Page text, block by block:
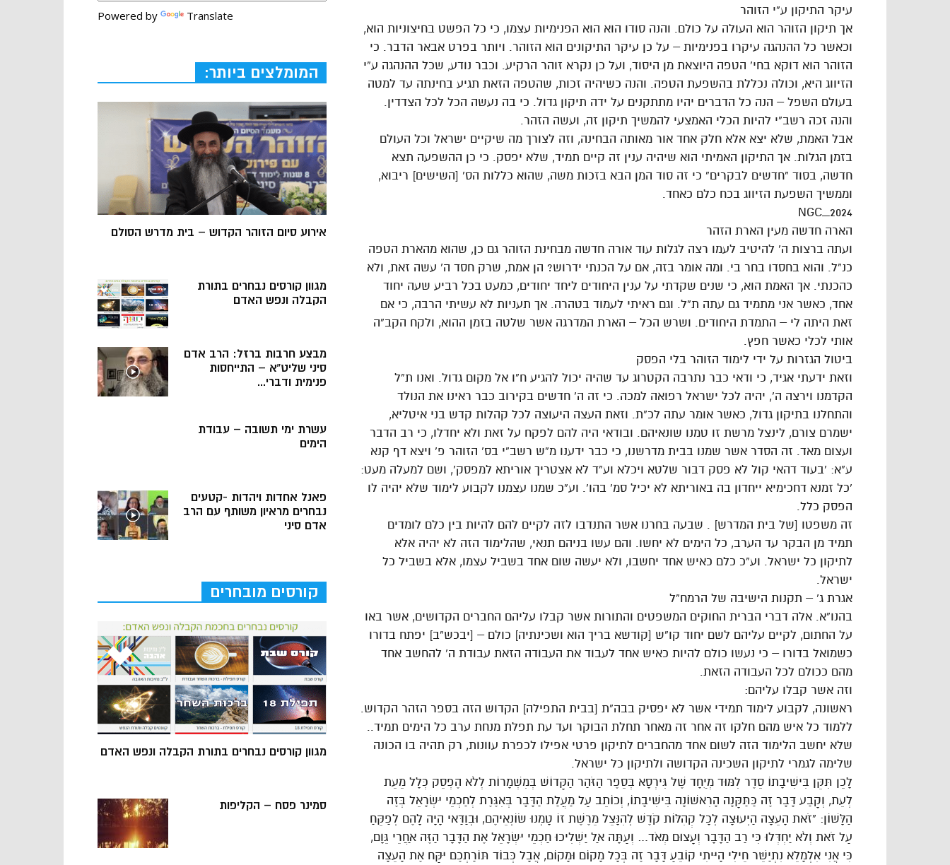
עיקר התיקון ע”י הזוהר
אך תיקון הזוהר הוא העולה על כולם. והנה סודו הוא הוא הפנימיות עצמו, כי כל הפשט בחיצוניות הוא,
וכאשר כל ההנהגה עיקרו בפנימיות – על כן עיקר התיקונים הוא הזוהר. ויותר בפרט אבאר הדבר. כי
הזוהר הוא דוקא בחי’ הטפה היוצאת מן היסוד, ועל כן נקרא זוהר הרקיע. וכבר נודע, שכל ההנהגה ע”י
הזיווג היא, וכולה נכללת בהשפעת הטפה. והנה כשיהיה זכות, שהטפה הזאת תגיע בחינתה עד למטה
בעולם השפל – הנה כל הדברים יהיו מתתקנים על ידה תיקון גדול. כי בה נעשה הכל לכל הצדדין.
והנה זכה רשב”י להיות הכלי האמצעי להמשיך תיקון זה, ועשה הזהר.
אבל האמת, שלא יצא אלא חלק אחד אור מאותה הבחינה, וזה לצורך מה שיקיים ישראל וכל העולם
בזמן הגלות. אך התיקון האמיתי הוא שיהיה ענין זה קיים תמיד, שלא יפסק. כי כן ההשפעה תצא
חדשה, בסוד “חדשים לבקרים” כי זה סוד המן הבא בזכות משה, שהוא כללות הס’ [השישים] ריבוא,
וממשיך השפעת הזיווג בכח כלם כאחד.
NGC_2024
הארה חדשה מעין הארת הזהר
ועתה ברצות ה’ להיטיב לעמו רצה לגלות עוד אורה חדשה מבחינת הזוהר גם כן, שהוא מהארת הטפה
כנ”ל. והוא בחסדו בחר בי. ומה אומר בזה, אם על הכנתי ידרוש? הן אמת, שרק חסד ה’ עשה זאת, ולא
כהכנתי. אך האמת הוא, כי שנים שקדתי על ענין היחודים ליחד יחודים, כמעט בכל רביע שעה יחוד
אחד, כאשר אני מתמיד גם עתה ת”ל. וגם ראיתי לעמוד בטהרה. אך תעניות לא עשיתי הרבה, כי אם
זאת היתה לי – התמדת היחודים. ושרש הכל – הארת המדרגה אשר שלטה בזמן ההוא, ולקח הקב”ה
אותי לכלי כאשר חפץ.
ביטול הגזרות על ידי לימוד הזוהר בלי הפסק
וזאת ידעתי אגיד, כי ודאי כבר נתרבה הקטרוג עד שהיה יכול להגיע ח”ו אל מקום גדול. ואנו ת”ל
הקדמנו וירצה ה’, יהיה לכל ישראל רפואה למכה. כי זה ה’ חדשים בקירוב כבר ראינו את הנולד
והתחלנו בתיקון גדול, כאשר אומר עתה לכ”ת. וזאת העצה היעוצה לכל קהלות קדש בני איטליא,
ישמרם צורם, לינצל מרשת זו טמנו שונאיהם. ובודאי היה להם לפקח על זאת ולא יחדלו, כי רב הדבר
ועצום מאד. זה הסדר אשר שמנו בבית מדרשנו, כי כבר ידענו מ”ש רשב”י בס’ הזוהר פ’ ויצא דף קנא
ע”א: ‘בעוד דהאי קול לא פסק דבור שלטא ויכלא וע”ד לא אצטריך אוריתא למפסק’, ושם למעלה מעט:
‘כל זמנא דחכימיא ייחדון בה באוריתא לא יכיל סמ’ בהו’. וע”כ שמנו עצמנו לקבוע לימוד שלא יהיה לו
הפסק כלל.
זה משפטו [של בית המדרש] . שבעה בחרנו אשר התנדבו לזה לקיים להם להיות בין כלם לומדים
תמיד מן הבקר עד הערב, כל הימים לא יחשו. והם עשו בניהם תנאי, שהלימוד הזה לא יהיה אלא
לתיקון כל ישראל. וע”כ כלם כאיש אחד יחשבו, ולא יעשה שום אחד בשביל עצמו, אלא בשביל כל
ישראל.
אגרת ג’ – תקנות הישיבה של הרמח”ל
בהנו”א. אלה דברי הברית החוקים המשפטים והתורות אשר קבלו עליהם החברים הקדושים, אשר באו
על החתום, לקיים עליהם לשם יחוד קו”ש [קודשא בריך הוא ושכינתיה] כולם – [יבכש”ב] יפתח בדורו
כשמואל בדורו – כי נעשו כולם להיות כאיש אחד לעבוד את העבודה הזאת עבודת ה’ להחשב אחד
מהם ככולם לכל העבודה הזאת.
וזה אשר קבלו עליהם:
ראשונה, לקבוע לימוד תמידי אשר לא יפסיק בבה”ת [בבית התפילה] הקדוש הזה בספר הזהר הקדוש.
ללמוד כל איש מהם חלקו זה אחר זה מאחר תחלת הבוקר ועד עת תפלת מנחת ערב כל הימים תמיד..
שלא יחשב הלימוד הזה לשום אחד מהחברים לתיקון פרטי אפילו לכפרת עוונות, רק תהיה בו הכונה
שלימה לגמרי לתיקון השכינה הקדושה ולתיקון כל ישראל.
לָכֵן תִּקֵּן בִּישִׁיבָתוֹ סֵדֶר לִמּוּד מְיֻחָד שֶׁל גִּירְסָא בְּסֵפֶר הַזֹּהַר הַקָּדוֹשׁ בְּמִשְׁמָרוֹת לְלֹא הֶפְסֵק כְּלָל מֵעֵת
לְעֵת, וְקָבַע דָּבָר זֶה כַּתַּקָּנָה הָרִאשׁוֹנָה בִּישִׁיבָתוֹ, וְכוֹתֵב עַל מַעֲלַת הַדָּבָר בְּאִגֶּרֶת לְחַכְמֵי יִשְׂרָאֵל בְּזֶה
הַלָּשׁוֹן: “זֹאת הָעֵצָה הַיְעוּצָה לְכָל קְהִלּוֹת קֹדֶשׁ לְהִנָּצֵל מֵרֶשֶׁת זוֹ טָמְנוּ שׂוֹנְאֵיהֶם, וּבְוַדַּאי הָיָה לָהֶם לְפַקֵּחַ
עַל זֹאת וְלֹא יַחְדְּלוּ כִּי רַב הַדָּבָר וְעָצוּם מְאֹד… וְעַתָּה אַל יַשְׁלִיכוּ חַכְמֵי יִשְׂרָאֵל אֶת הַדָּבָר הַזֶּה אַחֲרֵי גֵּוָם,
כִּי אֲנִי אִלְמָלֵא נִתְיַשֵּׁר חֵילִי הָיִיתִי קוֹבֵעַ דָּבָר זֶה בְּכָל מָקוֹם וּמָקוֹם, אֲבָל כְּבוֹד תּוֹרַתְכֶם יִקַּח אֶת הָעֵצָה
Powered by Translate
המומלצים ביותר:
אירוע סיום הזוהר הקדוש – בית מדרש הסולם
מגוון קורסים נבחרים בתורת
הקבלה ונפש האדם
מבצע חרבות ברזל: הרב אדם
סיני שליט”א – התייחסות
פנימית ודברי...
עשרת ימי תשובה – עבודת
הימים
פאנל אחדות ויהדות -קטעים
נבחרים מראיון משותף עם הרב
אדם סיני
קורסים מובחרים
מגוון קורסים נבחרים בתורת הקבלה ונפש האדם
סמינר פסח – הקליפות